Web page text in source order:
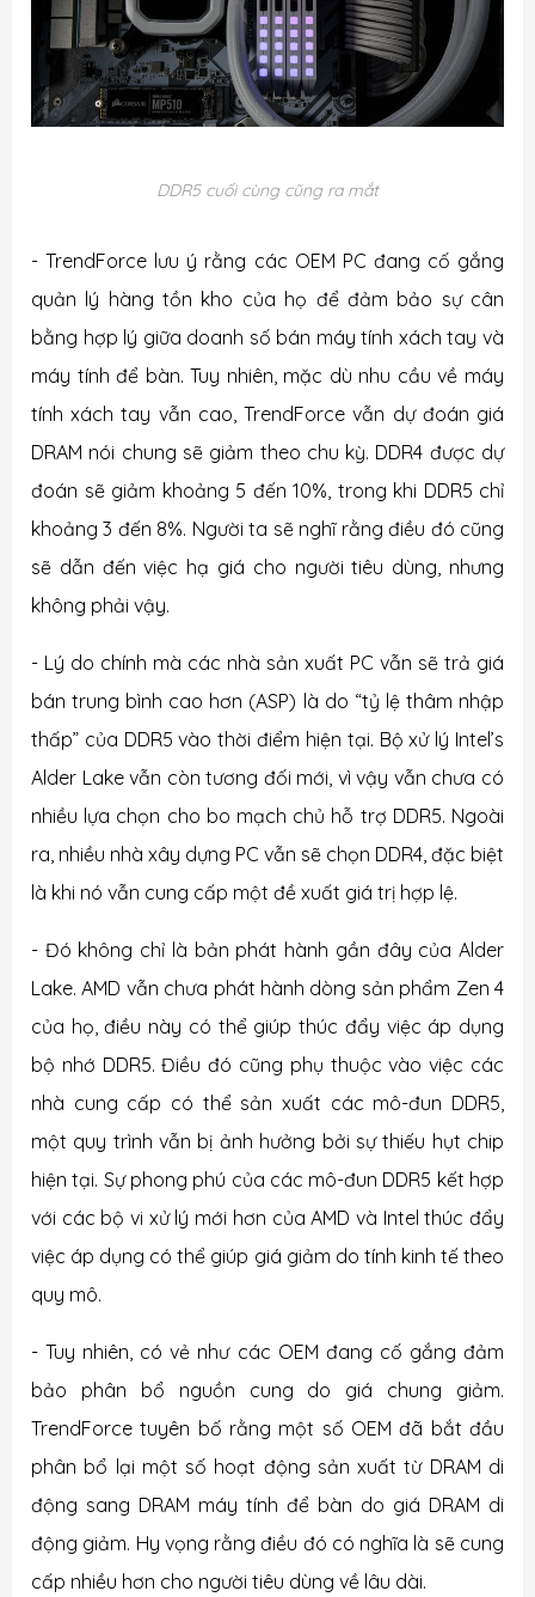
DDR5 cuối cùng cũng ra mắt
- TrendForce lưu ý rằng các OEM PC đang cố gắng
quản lý hàng tồn kho của họ để đảm bảo sự cân
bằng hợp lý giữa doanh số bán máy tính xách tay và
máy tính để bàn. Tuy nhiên, mặc dù nhu cầu về máy
tính xách tay vẫn cao, TrendForce vẫn dự đoán giá
DRAM nói chung sẽ giảm theo chu kỳ. DDR4 được dự
đoán sẽ giảm khoảng 5 đến 10%, trong khi DDR5 chỉ
khoảng 3 đến 8%. Người ta sẽ nghĩ rằng điều đó cũng
sẽ dẫn đến việc hạ giá cho người tiêu dùng, nhưng
không phải vậy.
- Lý do chính mà các nhà sản xuất PC vẫn sẽ trả giá
bán trung bình cao hơn (ASP) là do “tỷ lệ thâm nhập
thấp” của DDR5 vào thời điểm hiện tại. Bộ xử lý Intel’s
Alder Lake vẫn còn tương đối mới, vì vậy vẫn chưa có
nhiều lựa chọn cho bo mạch chủ hỗ trợ DDR5. Ngoài
ra, nhiều nhà xây dựng PC vẫn sẽ chọn DDR4, đặc biệt
là khi nó vẫn cung cấp một đề xuất giá trị hợp lệ.
- Đó không chỉ là bản phát hành gần đây của Alder
Lake. AMD vẫn chưa phát hành dòng sản phẩm Zen 4
của họ, điều này có thể giúp thúc đẩy việc áp dụng
bộ nhớ DDR5. Điều đó cũng phụ thuộc vào việc các
nhà cung cấp có thể sản xuất các mô-đun DDR5,
một quy trình vẫn bị ảnh hưởng bởi sự thiếu hụt chip
hiện tại. Sự phong phú của các mô-đun DDR5 kết hợp
với các bộ vi xử lý mới hơn của AMD và Intel thúc đẩy
việc áp dụng có thể giúp giá giảm do tính kinh tế theo
quy mô.
- Tuy nhiên, có vẻ như các OEM đang cố gắng đảm
bảo phân bổ nguồn cung do giá chung giảm.
TrendForce tuyên bố rằng một số OEM đã bắt đầu
phân bổ lại một số hoạt động sản xuất từ ​​DRAM di
động sang DRAM máy tính để bàn do giá DRAM di
động giảm. Hy vọng rằng điều đó có nghĩa là sẽ cung
cấp nhiều hơn cho người tiêu dùng về lâu dài.